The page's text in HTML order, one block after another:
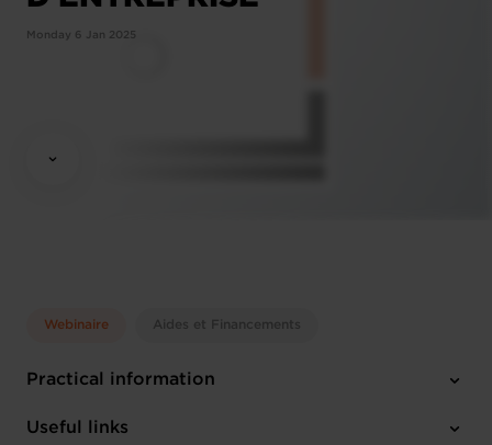
Monday 6 Jan 2025
Webinaire Aides et Financements
Practical information
Monday 6 Jan 2025
Useful links